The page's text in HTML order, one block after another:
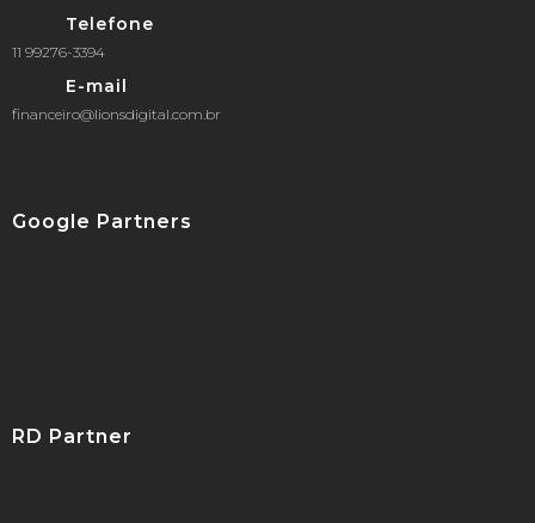
Telefone
11 99276-3394
E-mail
financeiro@lionsdigital.com.br
Google Partners
RD Partner